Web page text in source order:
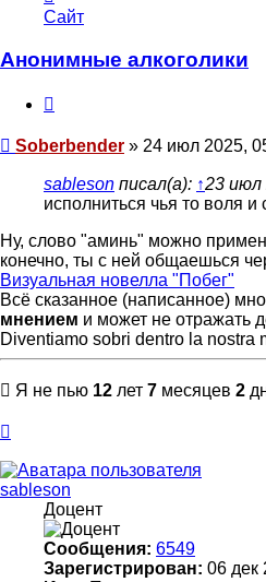
информация
пользователя
Сайт
Анонимные алкоголики
Сообщение
Soberbender » 24 июл 2025,
sableson писал(а): ↑23 июл
исполниться чья то воля
Ну, слово "аминь" можно
конечно, ты с ней общаешься
Визуальная новелла "Побег"
Всё сказанное (написанное)
мнением и может не отражать
Diventiamo sobri dentro la nostra
Я не пью 12 лет 7 месяцев 2
началу
sableson
Доцент
Сообщения: 6549
Зарегистрирован: 06 дек